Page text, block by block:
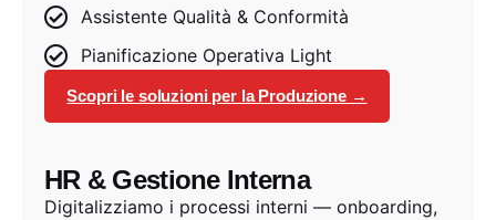
Assistente Qualità & Conformità
Pianificazione Operativa Light
Scopri le soluzioni per la Produzione →
HR & Gestione Interna
Digitalizziamo i processi interni — onboarding,